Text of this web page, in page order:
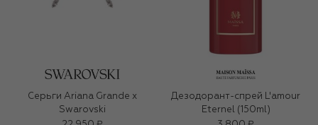
Серьги Ariana Grande x
Swarovski
Дезодорант-спрей L'amour
Eternel (150ml)